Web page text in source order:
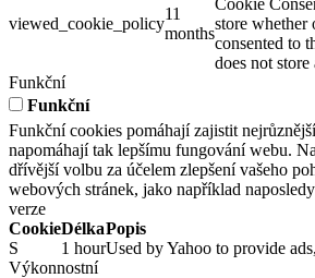
viewed_cookie_policy
11
months
store whether
consented to
does not store
Funkční
Funkční
Funkční cookies pomáhají zajistit
napomáhají tak lepšímu fungování webu.
dřívější volbu za účelem zlepšení vašeho
webových stránek, jako například
verze
CookieDélkaPopis
S
1 hourUsed by Yahoo to provide
Výkonnostní